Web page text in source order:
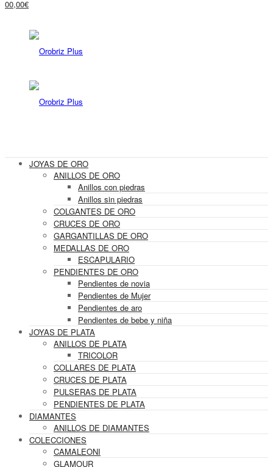
00,00€
JOYAS DE ORO
ANILLOS DE ORO
Anillos con piedras
Anillos sin piedras
COLGANTES DE ORO
CRUCES DE ORO
GARGANTILLAS DE ORO
MEDALLAS DE ORO
ESCAPULARIO
PENDIENTES DE ORO
Pendientes de novia
Pendientes de Mujer
Pendientes de aro
Pendientes de bebe y niña
JOYAS DE PLATA
ANILLOS DE PLATA
TRICOLOR
COLLARES DE PLATA
CRUCES DE PLATA
PULSERAS DE PLATA
PENDIENTES DE PLATA
DIAMANTES
ANILLOS DE DIAMANTES
COLECCIONES
CAMALEONI
GLAMOUR